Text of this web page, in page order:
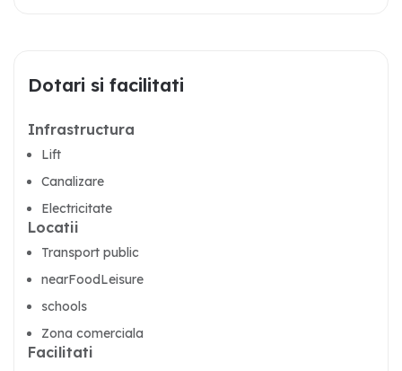
Dotari si facilitati
Infrastructura
Lift
Canalizare
Electricitate
Locatii
Transport public
nearFoodLeisure
schools
Zona comerciala
Facilitati